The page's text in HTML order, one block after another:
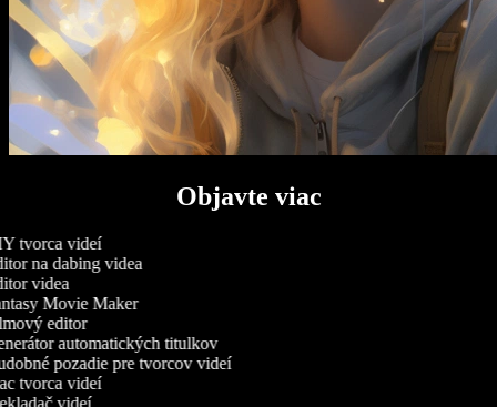
Objavte viac
tvorca videí
na dabing videa
videa
Movie Maker
editor
automatických titulkov
pozadie pre tvorcov videí
tvorca videí